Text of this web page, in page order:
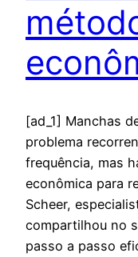
[ad_1] Manchas
problema
frequência, mas
econômica para
Scheer,
compartilhou no
passo a passo